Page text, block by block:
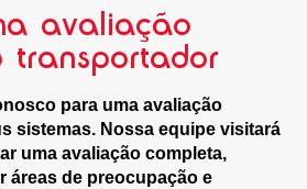
avaliação
para uma avaliação
sistemas. Nossa equipe visitará
uma avaliação completa,
áreas de preocupação e